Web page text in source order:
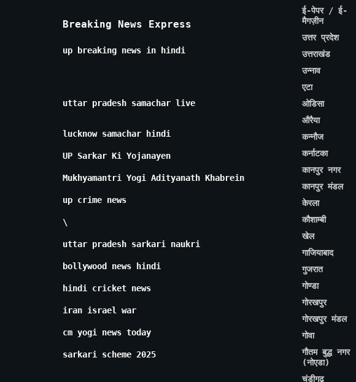
Breaking News Express
up breaking news in hindi
uttar pradesh samachar live
lucknow samachar hindi
UP Sarkar Ki Yojanayen
Mukhyamantri Yogi Adityanath Khabrein
up crime news
\
uttar pradesh sarkari naukri
bollywood news hindi
hindi cricket news
iran israel war
cm yogi news today
sarkari scheme 2025
ई-पेपर / ई-
मैगज़ीन
उत्तर प्रदेश
उत्तराखंड
उन्नाव
एटा
ओडिसा
औरैया
कन्नौज
कर्नाटका
कानपुर नगर
कानपुर मंडल
केरला
कौशाम्बी
खेल
गाजियाबाद
गुजरात
गोण्डा
गोरखपुर
गोरखपुर मंडल
गोवा
गौतम बुद्ध नगर
(नोएडा)
चंडीगढ़